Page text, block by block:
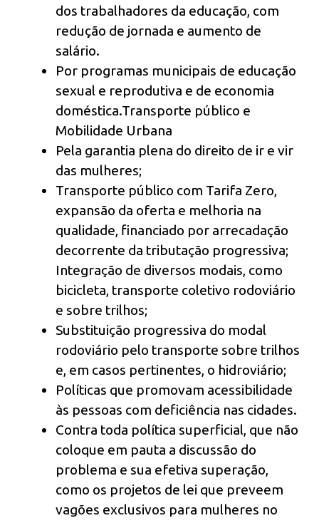
dos trabalhadores da educação, com
redução de jornada e aumento de
salário.
Por programas municipais de educação
sexual e reprodutiva e de economia
doméstica.Transporte público e
Mobilidade Urbana
Pela garantia plena do direito de ir e vir
das mulheres;
Transporte público com Tarifa Zero,
expansão da oferta e melhoria na
qualidade, financiado por arrecadação
decorrente da tributação progressiva;
Integração de diversos modais, como
bicicleta, transporte coletivo rodoviário
e sobre trilhos;
Substituição progressiva do modal
rodoviário pelo transporte sobre trilhos
e, em casos pertinentes, o hidroviário;
Políticas que promovam acessibilidade
às pessoas com deficiência nas cidades.
Contra toda política superficial, que não
coloque em pauta a discussão do
problema e sua efetiva superação,
como os projetos de lei que preveem
vagões exclusivos para mulheres no